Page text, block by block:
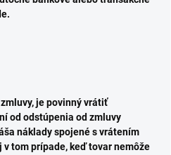
je povinný vrátiť
od odstúpenia od zmluvy
náklady spojené s vrátením
tom prípade, keď tovar nemôže